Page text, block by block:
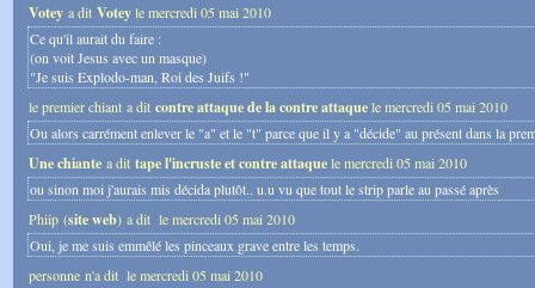
Votey a dit Voteyle mercredi 05 mai 2010
Ce qu'il aurait du faire :
(on voit Jesus avec un masque)
"Je suis Explodo-man, Roi des Juifs !"
le premier chiant a dit contre attaque de la contre attaquele mercredi 05 mai 2010
Ou alors carrément enlever le "a" et le "t" parce que il y a "décide" au présent dans la
Une chiante a dit tape l'incruste et contre attaquele mercredi 05 mai 2010
ou sinon moi j'aurais mis décida plutôt.. u.u vu que tout le strip parle au passé après
Phiip (site web) a dit le mercredi 05 mai 2010
Oui, je me suis emmêlé les pinceaux grave entre les temps.
personne n'a dit le mercredi 05 mai 2010